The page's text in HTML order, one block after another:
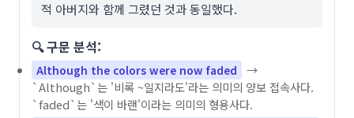
적 아버지와 함께 그렸던 것과 동일했다.
🔍 구문 분석:
Although the colors were now faded
→
`Although`는 '비록 ~일지라도'라는 의미의 양보 접속사다.
`faded`는 '색이 바랜'이라는 의미의 형용사다.